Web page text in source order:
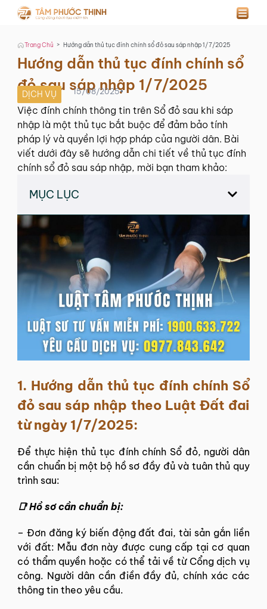
Trang Chủ > Hướng dẫn thủ tục đính chính sổ đỏ sau sáp nhập 1/7/2025
Hướng dẫn thủ tục đính chính sổ
đỏ sau sáp nhập 1/7/2025
DỊCH VỤ 15/08/2025•
Việc đính chính thông tin trên Sổ đỏ sau khi sáp
nhập là một thủ tục bắt buộc để đảm bảo tính
pháp lý và quyền lợi hợp pháp của người dân. Bài
viết dưới đây sẽ hướng dẫn chi tiết về thủ tục đính
chính sổ đỏ sau sáp nhập, mời bạn tham khảo:
MỤC LỤC
1. Hướng dẫn thủ tục đính chính Sổ
đỏ sau sáp nhập theo Luật Đất đai
từ ngày 1/7/2025:
Để thực hiện thủ tục đính chính Sổ đỏ, người dân
cần chuẩn bị một bộ hồ sơ đầy đủ và tuân thủ quy
trình sau:
📑 Hồ sơ cần chuẩn bị:
– Đơn đăng ký biến động đất đai, tài sản gắn liền
với đất: Mẫu đơn này được cung cấp tại cơ quan
có thẩm quyền hoặc có thể tải về từ Cổng dịch vụ
công. Người dân cần điền đầy đủ, chính xác các
thông tin theo yêu cầu.